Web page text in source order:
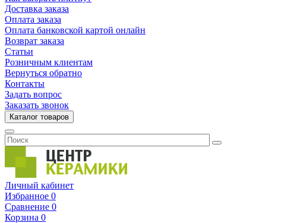
Доставка заказа
Оплата заказа
Оплата банковской картой онлайн
Возврат заказа
Статьи
Розничным клиентам
Вернуться обратно
Контакты
Задать вопрос
Заказать звонок
Каталог товаров
Личный кабинет
Избранное 0
Сравнение 0
Корзина 0